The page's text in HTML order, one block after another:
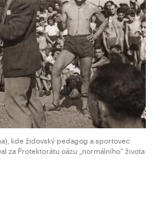
kde židovský pedagog a sportovec
za Protektorátu oázu „normálního“ života